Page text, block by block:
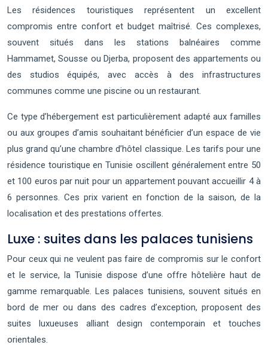
Les résidences touristiques représentent un excellent
compromis entre confort et budget maîtrisé. Ces complexes,
souvent situés dans les stations balnéaires comme
Hammamet, Sousse ou Djerba, proposent des appartements ou
des studios équipés, avec accès à des infrastructures
communes comme une piscine ou un restaurant.
Ce type d’hébergement est particulièrement adapté aux familles
ou aux groupes d’amis souhaitant bénéficier d’un espace de vie
plus grand qu’une chambre d’hôtel classique. Les tarifs pour une
résidence touristique en Tunisie oscillent généralement entre 50
et 100 euros par nuit pour un appartement pouvant accueillir 4 à
6 personnes. Ces prix varient en fonction de la saison, de la
localisation et des prestations offertes.
Luxe : suites dans les palaces tunisiens
Pour ceux qui ne veulent pas faire de compromis sur le confort
et le service, la Tunisie dispose d’une offre hôtelière haut de
gamme remarquable. Les palaces tunisiens, souvent situés en
bord de mer ou dans des cadres d’exception, proposent des
suites luxueuses alliant design contemporain et touches
orientales.